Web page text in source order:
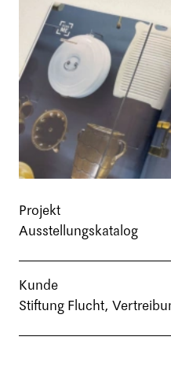
Projekt
Ausstellungskatalog
Kunde
Stiftung Flucht,